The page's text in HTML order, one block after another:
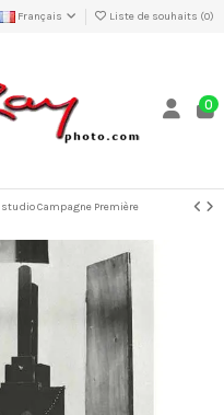
Français Liste de souhaits (0)
0
studio Campagne Première